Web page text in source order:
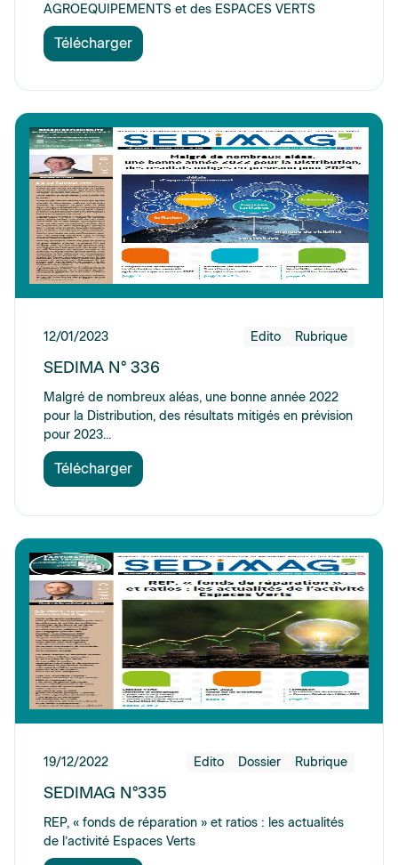
AGROEQUIPEMENTS et des ESPACES VERTS
Télécharger
12/01/2023 Edito Rubrique
SEDIMA N° 336
Malgré de nombreux aléas, une bonne année 2022
pour la Distribution, des résultats mitigés en prévision
pour 2023...
Télécharger
19/12/2022 Edito Dossier Rubrique
SEDIMAG N°335
REP, « fonds de réparation » et ratios : les actualités
de l’activité Espaces Verts